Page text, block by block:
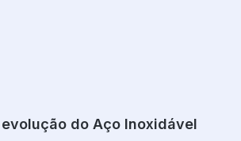
do Aço Inoxidável